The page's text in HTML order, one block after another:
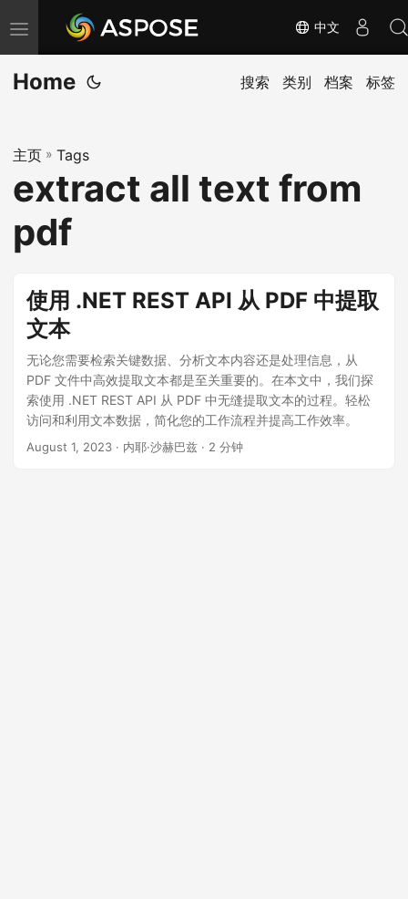
切
换
导
中文
Home 搜索 类别 档案 标签
主页 » Tags
extract all text from
pdf
使用 .NET REST API 从 PDF 中提取
文本
无论您需要检索关键数据、分析文本内容还是处理信息，从
PDF 文件中高效提取文本都是至关重要的。在本文中，我们探
索使用 .NET REST API 从 PDF 中无缝提取文本的过程。轻松
访问和利用文本数据，简化您的工作流程并提高工作效率。
August 1, 2023 · 内耶·沙赫巴兹 · 2 分钟